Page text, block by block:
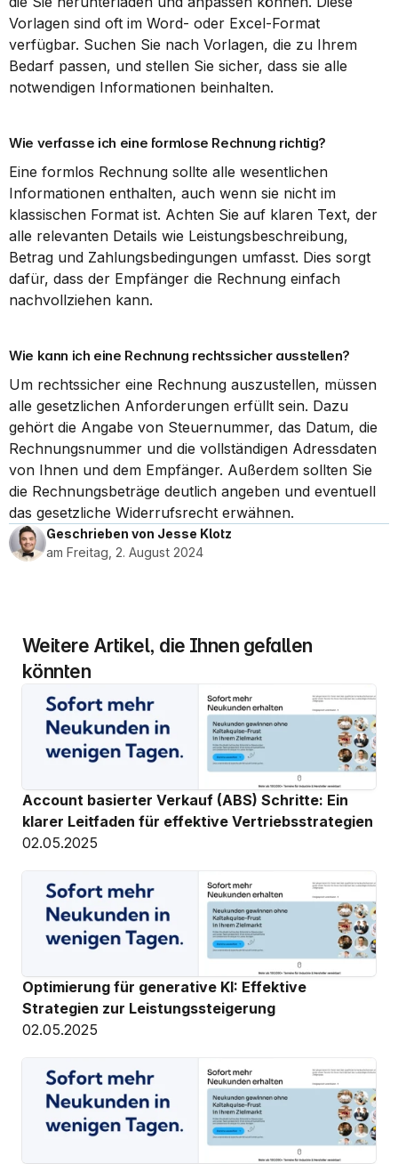
Vorlagen sind oft im Word- oder Excel-Format
verfügbar. Suchen Sie nach Vorlagen, die zu Ihrem
Bedarf passen, und stellen Sie sicher, dass sie alle
notwendigen Informationen beinhalten.
Wie verfasse ich eine formlose Rechnung richtig?
Eine formlos Rechnung sollte alle wesentlichen
Informationen enthalten, auch wenn sie nicht im
klassischen Format ist. Achten Sie auf klaren Text, der
alle relevanten Details wie Leistungsbeschreibung,
Betrag und Zahlungsbedingungen umfasst. Dies sorgt
dafür, dass der Empfänger die Rechnung einfach
nachvollziehen kann.
Wie kann ich eine Rechnung rechtssicher ausstellen?
Um rechtssicher eine Rechnung auszustellen, müssen
alle gesetzlichen Anforderungen erfüllt sein. Dazu
gehört die Angabe von Steuernummer, das Datum, die
Rechnungsnummer und die vollständigen Adressdaten
von Ihnen und dem Empfänger. Außerdem sollten Sie
die Rechnungsbeträge deutlich angeben und eventuell
das gesetzliche Widerrufsrecht erwähnen.
Geschrieben von Jesse Klotz
am Freitag, 2. August 2024
Weitere Artikel, die Ihnen gefallen
könnten
Account basierter Verkauf (ABS) Schritte: Ein
klarer Leitfaden für effektive Vertriebsstrategien
02.05.2025
Optimierung für generative KI: Effektive
Strategien zur Leistungssteigerung
02.05.2025